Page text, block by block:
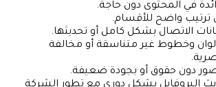
في المحتوى دون حاجة.
ترتيب واضح للأقسام.
الاتصال بشكل كامل أو تحديثها.
وخطوط غير متناسقة أو مخالفة
دون حقوق أو بجودة ضعيفة.